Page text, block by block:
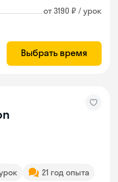
от 3190 ₽ / урок
Выбрать время
21 год опыта